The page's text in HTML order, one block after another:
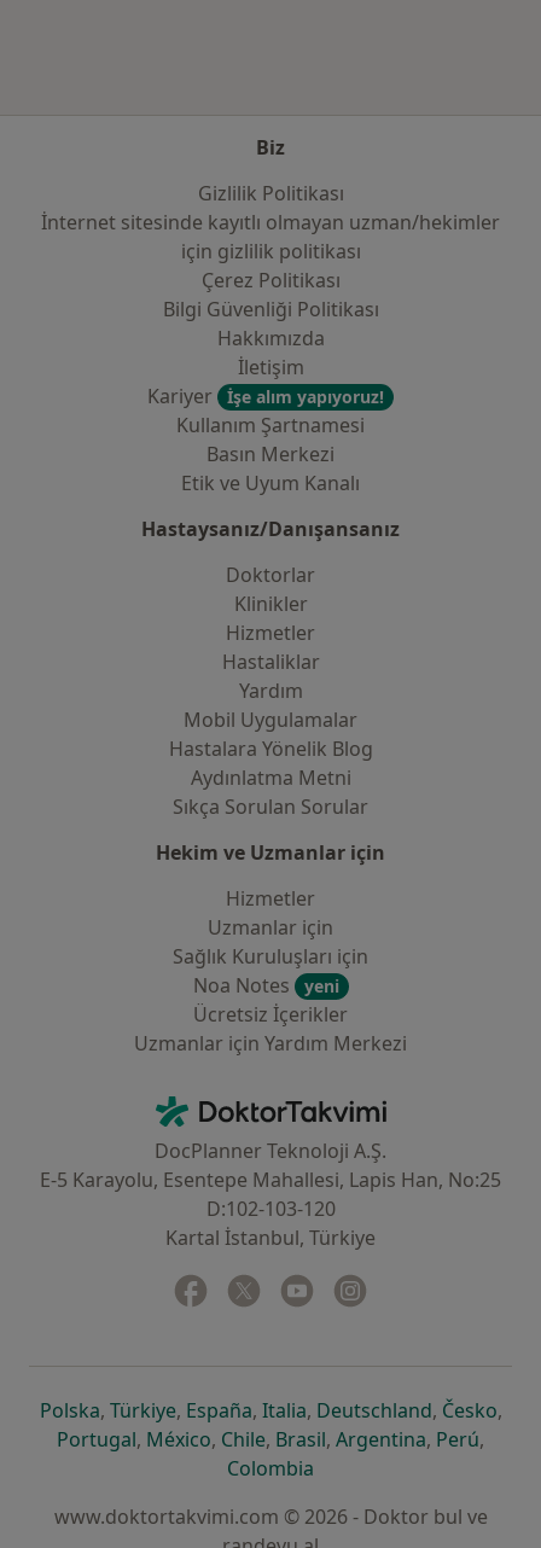
Biz
Gizlilik Politikası
İnternet sitesinde kayıtlı olmayan uzman/hekimler
i̇çin gizlilik politikası
Çerez Politikası
Bilgi Güvenliği Politikası
Hakkımızda
İletişim
Kariyer
İşe alım yapıyoruz!
Kullanım Şartnamesi
Basın Merkezi
Etik ve Uyum Kanalı
Hastaysanız/Danışansanız
Doktorlar
Klinikler
Hizmetler
Hastaliklar
Yardım
Mobil Uygulamalar
Hastalara Yönelik Blog
Aydınlatma Metni
Sıkça Sorulan Sorular
Hekim ve Uzmanlar için
Hizmetler
Uzmanlar için
Sağlık Kuruluşları için
Noa Notes
yeni
Ücretsiz İçerikler
Uzmanlar için Yardım Merkezi
DoktorTakvimi - Ana Sayfa
DocPlanner Teknoloji A.Ş.
E-5 Karayolu, Esentepe Mahallesi, Lapis Han, No:25
D:102-103-120
Kartal İstanbul, Türkiye
Facebook
yeni bir sekmede açılır
Twitter
yeni bir sekmede açılır
Youtube
yeni bir sekmede açılır
Polskayeni bir sekmede açılır
, Türkiyeyeni bir sekmede açılır
, Españayeni bir sekmede açılır
, Italiayeni bir sekmede açılır
, Deutschlandyeni bir
, Českoyeni
,
Portugalyeni bir sekmede açılır
, Méxicoyeni bir sekmede açılır
, Chileyeni bir sekmede açılır
, Brasilyeni bir sekmede açılır
, Argentinayeni bir
, Perúyeni
,
Colombia
www.doktortakvimi.com © 2026 - Doktor bul ve